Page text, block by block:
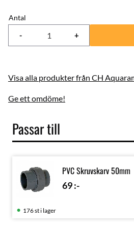
Antal
+
-
Visa alla produkter från CH
Ge ett omdöme!
Passar till
PVC Skruvskarv 50mm
69:-
176 st i lager